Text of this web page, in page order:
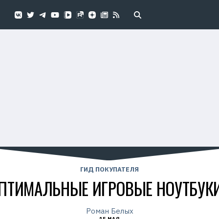
ГИД ПОКУПАТЕЛЯ
ИГРОВЫЕ
Роман Белых